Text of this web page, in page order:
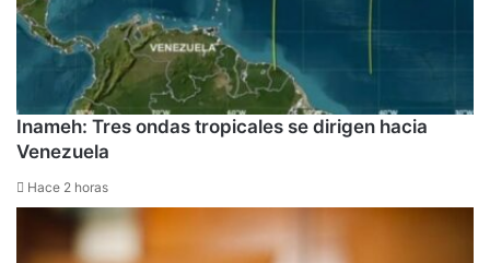
Inameh: Tres ondas tropicales se dirigen hacia
Venezuela
Hace 2 horas